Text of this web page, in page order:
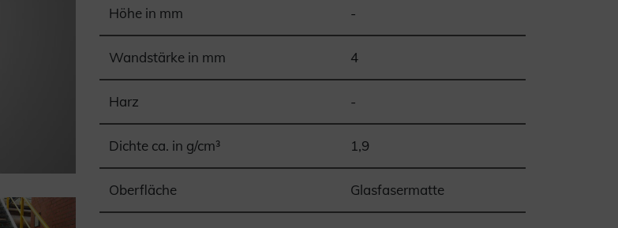
Höhe in mm -
Wandstärke in mm 4
Harz -
Dichte ca. in g/cm³ 1,9
Oberfläche Glasfasermatte